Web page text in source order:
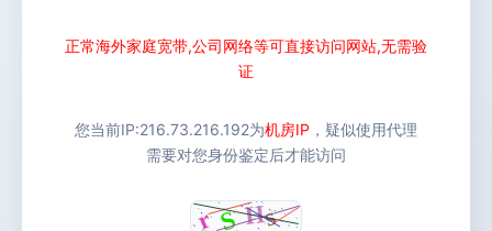
正常海外家庭宽带,公司网络等可直接访问网站,无需验
证
您当前IP:216.73.216.192为机房IP ，疑似使用代理
需要对您身份鉴定后才能访问